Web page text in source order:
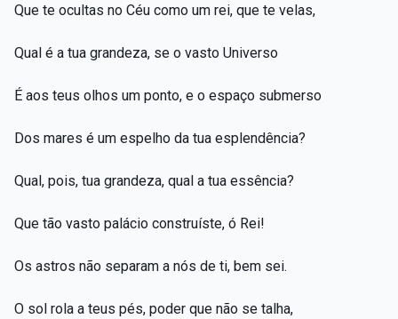
Que te ocultas no Céu como um rei, que te velas,
Qual é a tua grandeza, se o vasto Universo
É aos teus olhos um ponto, e o espaço submerso
Dos mares é um espelho da tua esplendência?
Qual, pois, tua grandeza, qual a tua essência?
Que tão vasto palácio construíste, ó Rei!
Os astros não separam a nós de ti, bem sei.
O sol rola a teus pés, poder que não se talha,